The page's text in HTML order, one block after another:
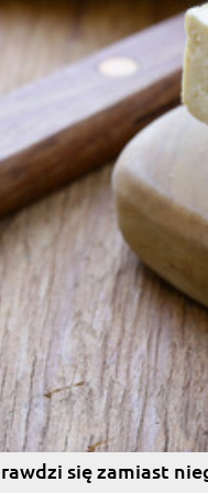
się zamiast